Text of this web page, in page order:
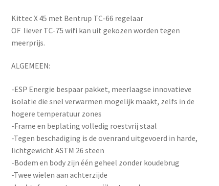
Kittec X 45 met Bentrup TC-66 regelaar
OF liever TC-75 wifi kan uit gekozen worden tegen
meerprijs.
ALGEMEEN:
-ESP Energie bespaar pakket, meerlaagse innovatieve
isolatie die snel verwarmen mogelijk maakt, zelfs in de
hogere temperatuur zones
-Frame en beplating volledig roestvrij staal
-Tegen beschadiging is de ovenrand uitgevoerd in harde,
lichtgewicht ASTM 26 steen
-Bodem en body zijn één geheel zonder koudebrug
-Twee wielen aan achterzijde